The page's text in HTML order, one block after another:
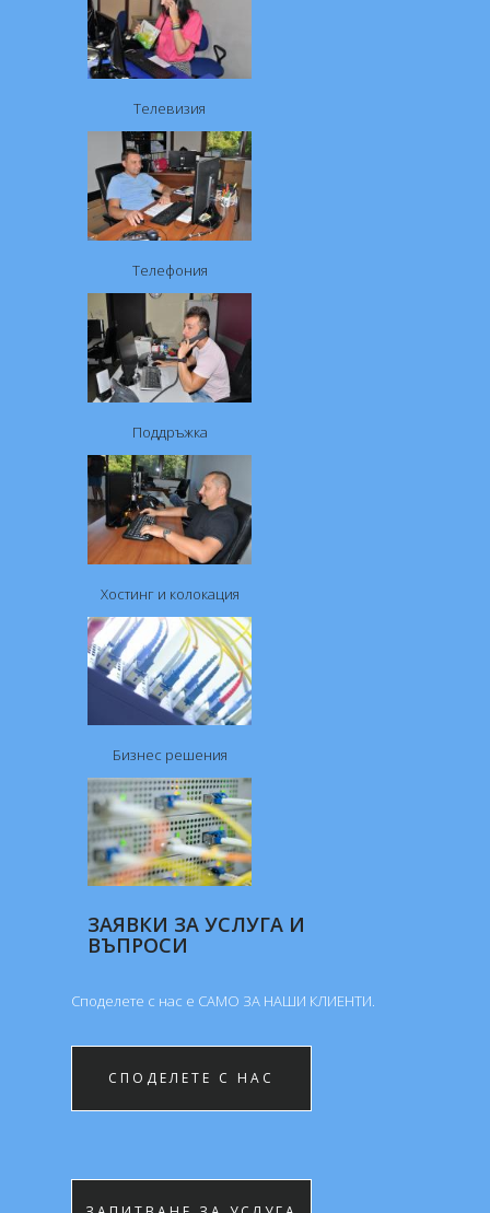
Телевизия
Телефония
Поддръжка
Хостинг и колокация
Бизнес решения
ЗАЯВКИ ЗА УСЛУГА И
ВЪПРОСИ
Споделете с нас е САМО ЗА НАШИ КЛИЕНTИ.
СПОДЕЛЕТЕ С НАС